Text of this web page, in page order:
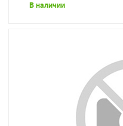
В наличии